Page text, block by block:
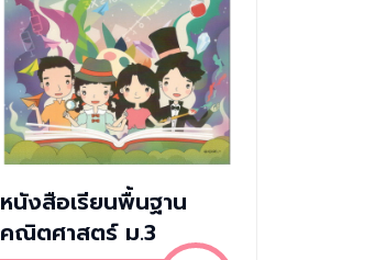
หนังสือเรียนพื้นฐาน
คณิตศาสตร์ ม.3